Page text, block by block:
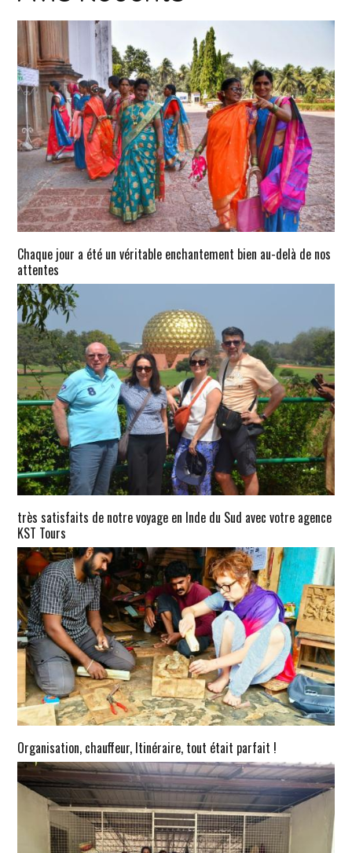
Chaque jour a été un véritable enchantement bien au-delà de nos
attentes
très satisfaits de notre voyage en Inde du Sud avec votre agence
KST Tours
Organisation, chauffeur, Itinéraire, tout était parfait !